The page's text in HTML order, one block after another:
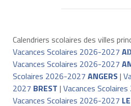
Calendriers scolaires des villes
Vacances Scolaires 2026-2027
Vacances Scolaires 2026-2027
Scolaires 2026-2027 ANGERS|
2027 BREST | Vacances
Vacances Scolaires 2026-2027